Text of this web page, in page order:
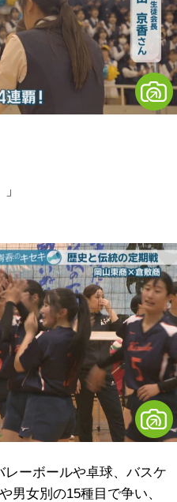
ーボールや卓球、バスケ
男女別の15種目で争い、